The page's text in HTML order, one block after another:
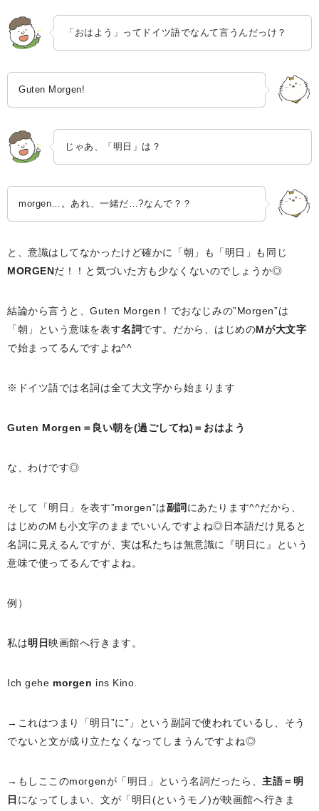
「おはよう」ってドイツ語でなんて言うんだっけ？
Guten Morgen!
じゃあ、「明日」は？
morgen…。あれ、一緒だ…?なんで？？
と、意識はしてなかったけど確かに「朝」も「明日」も同じ
MORGENだ！！と気づいた方も少なくないのでしょうか◎
結論から言うと、Guten Morgen！でおなじみの”Morgen”は
「朝」という意味を表す名詞です。だから、はじめのMが大文字
で始まってるんですよね^^
※ドイツ語では名詞は全て大文字から始まります
Guten Morgen＝良い朝を(過ごしてね)＝おはよう
な、わけです◎
そして「明日」を表す”morgen”は副詞 にあたります^^だから、
はじめのMも小文字のままでいいんですよね◎日本語だけ見ると
名詞に見えるんですが、実は私たちは無意識に『明日に』という
意味で使ってるんですよね。
例）
私は明日映画館へ行きます。
Ich gehe morgen ins Kino.
→これはつまり「明日”に”」という副詞で使われているし、そう
でないと文が成り立たなくなってしまうんですよね◎
→もしここのmorgenが「明日」という名詞だったら、 主語＝明
日 になってしまい、文が「明日(というモノ)が映画館へ行きま